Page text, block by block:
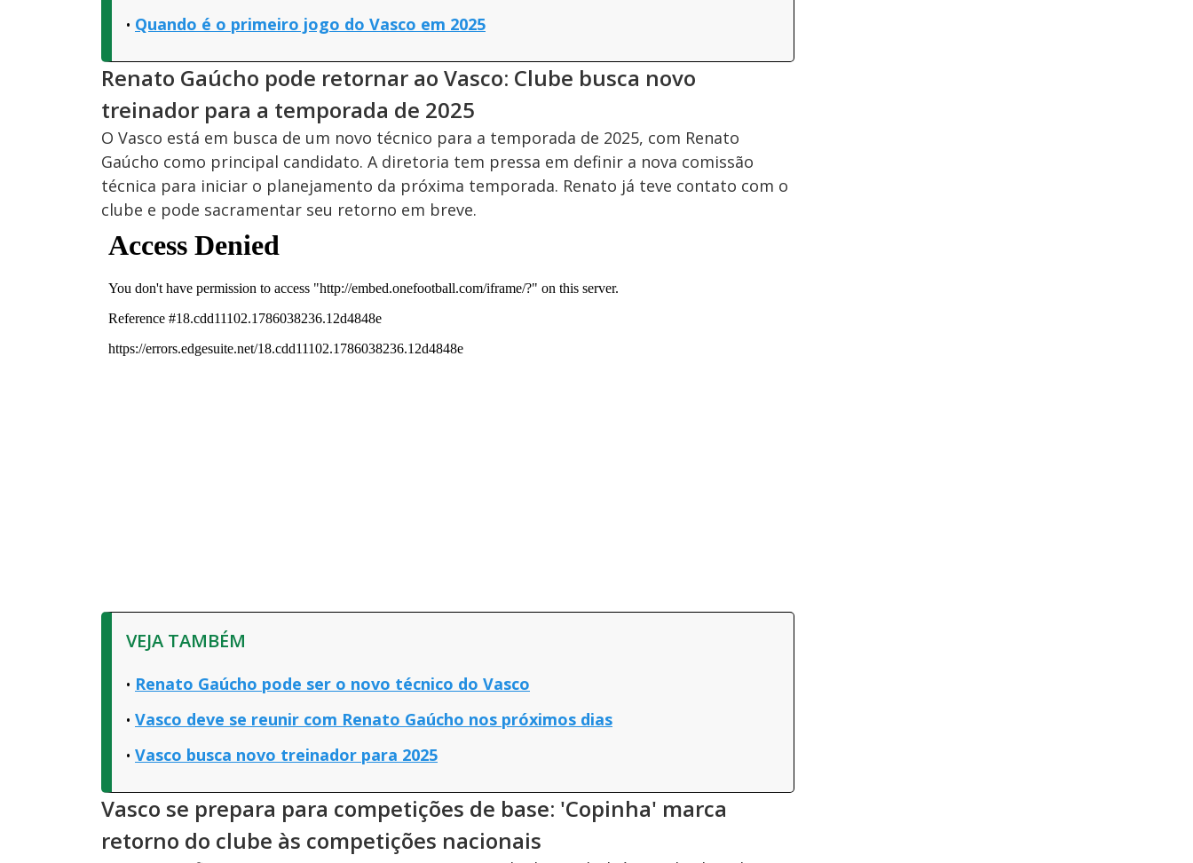
Quando é o primeiro jogo do Vasco em 2025
Renato Gaúcho pode retornar ao Vasco: Clube busca novo
treinador para a temporada de 2025
O Vasco está em busca de um novo técnico para a temporada de 2025, com Renato
Gaúcho como principal candidato. A diretoria tem pressa em definir a nova comissão
técnica para iniciar o planejamento da próxima temporada. Renato já teve contato com o
clube e pode sacramentar seu retorno em breve.
VEJA TAMBÉM
Renato Gaúcho pode ser o novo técnico do Vasco
Vasco deve se reunir com Renato Gaúcho nos próximos dias
Vasco busca novo treinador para 2025
Vasco se prepara para competições de base: 'Copinha' marca
retorno do clube às competições nacionais